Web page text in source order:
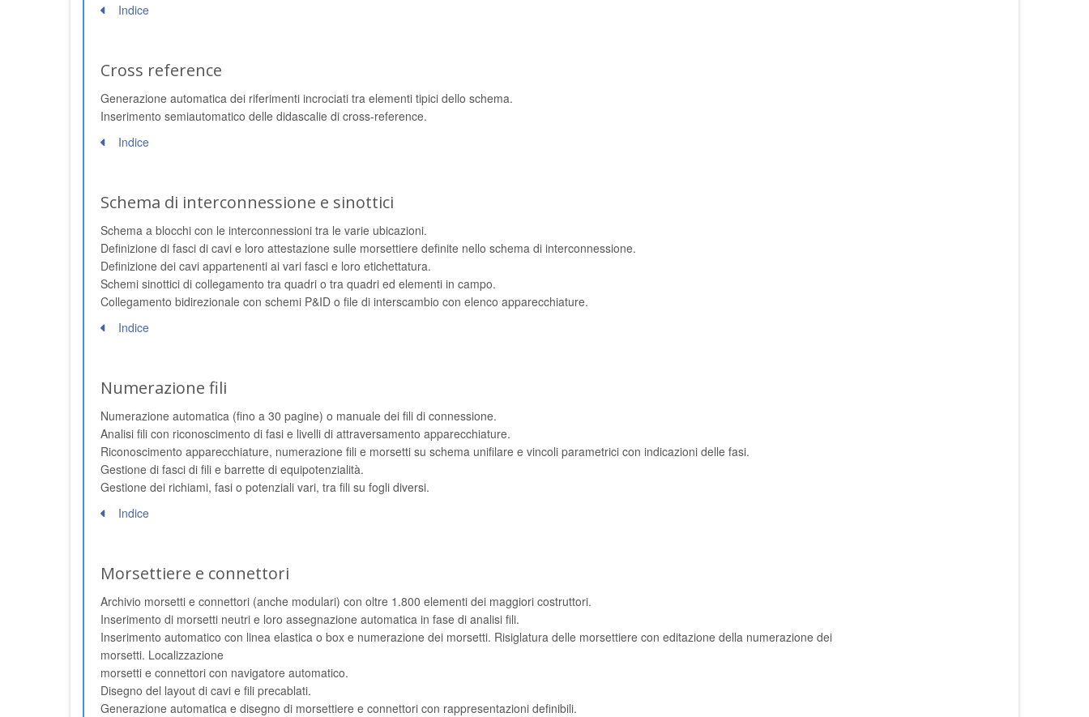
Indice
Cross reference
Generazione automatica dei riferimenti incrociati tra elementi tipici dello schema.
Inserimento semiautomatico delle didascalie di cross-reference.
Indice
Schema di interconnessione e sinottici
Schema a blocchi con le interconnessioni tra le varie ubicazioni.
Definizione di fasci di cavi e loro attestazione sulle morsettiere definite nello schema di interconnessione.
Definizione dei cavi appartenenti ai vari fasci e loro etichettatura.
Schemi sinottici di collegamento tra quadri o tra quadri ed elementi in campo.
Collegamento bidirezionale con schemi P&ID o file di interscambio con elenco apparecchiature.
Indice
Numerazione fili
Numerazione automatica (fino a 30 pagine) o manuale dei fili di connessione.
Analisi fili con riconoscimento di fasi e livelli di attraversamento apparecchiature.
Riconoscimento apparecchiature, numerazione fili e morsetti su schema unifilare e vincoli parametrici con indicazioni delle fasi.
Gestione di fasci di fili e barrette di equipotenzialità.
Gestione dei richiami, fasi o potenziali vari, tra fili su fogli diversi.
Indice
Morsettiere e connettori
Archivio morsetti e connettori (anche modulari) con oltre 1.800 elementi dei maggiori costruttori.
Inserimento di morsetti neutri e loro assegnazione automatica in fase di analisi fili.
Inserimento automatico con linea elastica o box e numerazione dei morsetti. Risiglatura delle morsettiere con editazione della numerazione dei
morsetti. Localizzazione
morsetti e connettori con navigatore automatico.
Disegno del layout di cavi e fili precablati.
Generazione automatica e disegno di morsettiere e connettori con rappresentazioni definibili.